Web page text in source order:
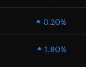
0.20%
1.80%